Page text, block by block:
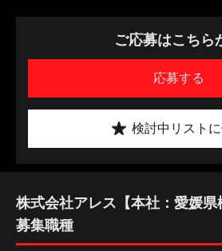
ご応募はこちら
応募する
検討中リスト
株式会社アレス【本社：愛媛
募集職種